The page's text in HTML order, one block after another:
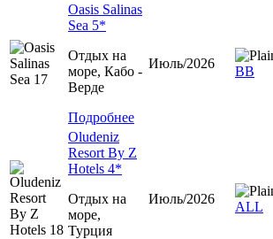
Oasis Salinas
Sea 5*
Отдых на
море, Кабо -
Верде
Подробнее
Июль/2026
BB
Oludeniz
Resort By Z
Hotels 4*
Отдых на
море,
Турция
Июль/2026
ALL